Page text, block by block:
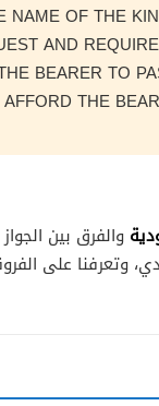
NAME OF THE
AND
BEARER TO
THE
والفرق بين
وتعرفنا على